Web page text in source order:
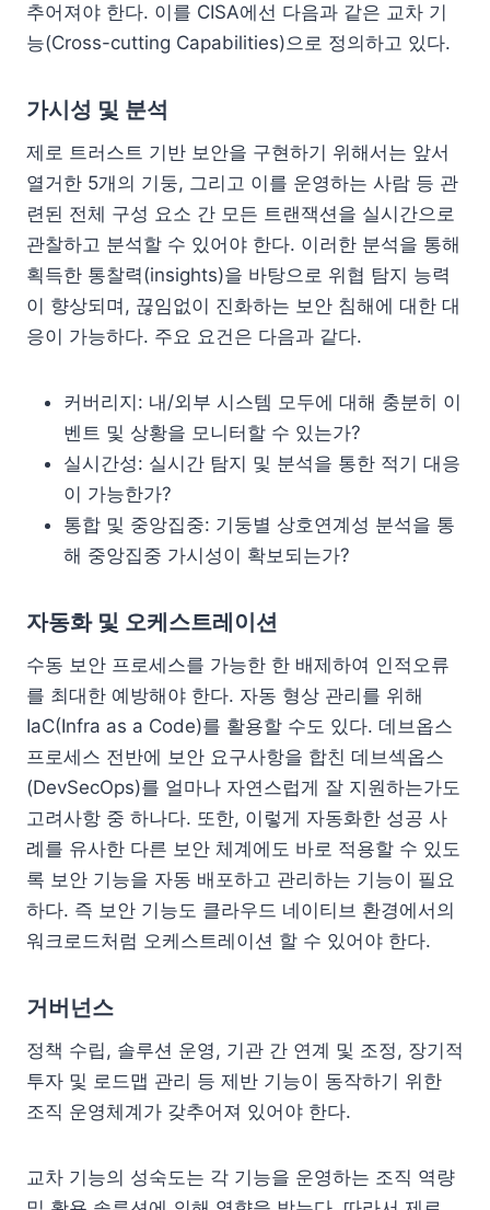
추어져야 한다. 이를 CISA에선 다음과 같은 교차 기
능(Cross-cutting Capabilities)으로 정의하고 있다.
가시성 및 분석
제로 트러스트 기반 보안을 구현하기 위해서는 앞서
열거한 5개의 기둥, 그리고 이를 운영하는 사람 등 관
련된 전체 구성 요소 간 모든 트랜잭션을 실시간으로
관찰하고 분석할 수 있어야 한다. 이러한 분석을 통해
획득한 통찰력(insights)을 바탕으로 위협 탐지 능력
이 향상되며, 끊임없이 진화하는 보안 침해에 대한 대
응이 가능하다. 주요 요건은 다음과 같다.
커버리지: 내/외부 시스템 모두에 대해 충분히 이
벤트 및 상황을 모니터할 수 있는가?
실시간성: 실시간 탐지 및 분석을 통한 적기 대응
이 가능한가?
통합 및 중앙집중: 기둥별 상호연계성 분석을 통
해 중앙집중 가시성이 확보되는가?
자동화 및 오케스트레이션
수동 보안 프로세스를 가능한 한 배제하여 인적오류
를 최대한 예방해야 한다. 자동 형상 관리를 위해
IaC(Infra as a Code)를 활용할 수도 있다. 데브옵스
프로세스 전반에 보안 요구사항을 합친 데브섹옵스
(DevSecOps)를 얼마나 자연스럽게 잘 지원하는가도
고려사항 중 하나다. 또한, 이렇게 자동화한 성공 사
례를 유사한 다른 보안 체계에도 바로 적용할 수 있도
록 보안 기능을 자동 배포하고 관리하는 기능이 필요
하다. 즉 보안 기능도 클라우드 네이티브 환경에서의
워크로드처럼 오케스트레이션 할 수 있어야 한다.
거버넌스
정책 수립, 솔루션 운영, 기관 간 연계 및 조정, 장기적
투자 및 로드맵 관리 등 제반 기능이 동작하기 위한
조직 운영체계가 갖추어져 있어야 한다.
교차 기능의 성숙도는 각 기능을 운영하는 조직 역량